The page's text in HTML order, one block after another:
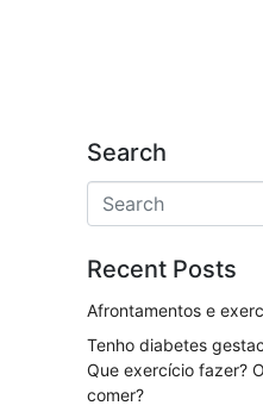
Search
Recent Posts
Afrontamentos e
Tenho diabetes
Que exercício fazer?
comer?